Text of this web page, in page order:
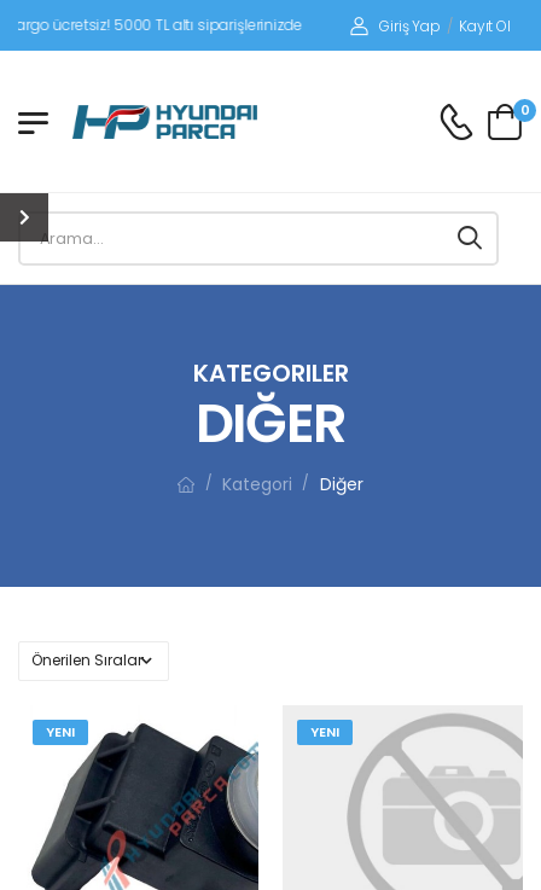
5000 TL altı siparişlerinizde siparişleriniz alıcı ödemeli gönderilir.
Giriş Yap / Kayıt Ol
0
KATEGORILER
DIĞER
/ Kategori / Diğer
YENI YENI